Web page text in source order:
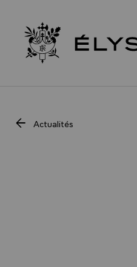
Retour à l’accueil Élysée
Actualités